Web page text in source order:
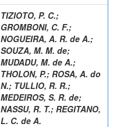
TIZIOTO, P. C.;
GROMBONI, C. F.;
NOGUEIRA, A. R. de A.;
SOUZA, M. M. de;
MUDADU, M. de A.;
THOLON, P.; ROSA, A. do
N.; TULLIO, R. R.;
MEDEIROS, S. R. de;
NASSU, R. T.; REGITANO,
L. C. de A.